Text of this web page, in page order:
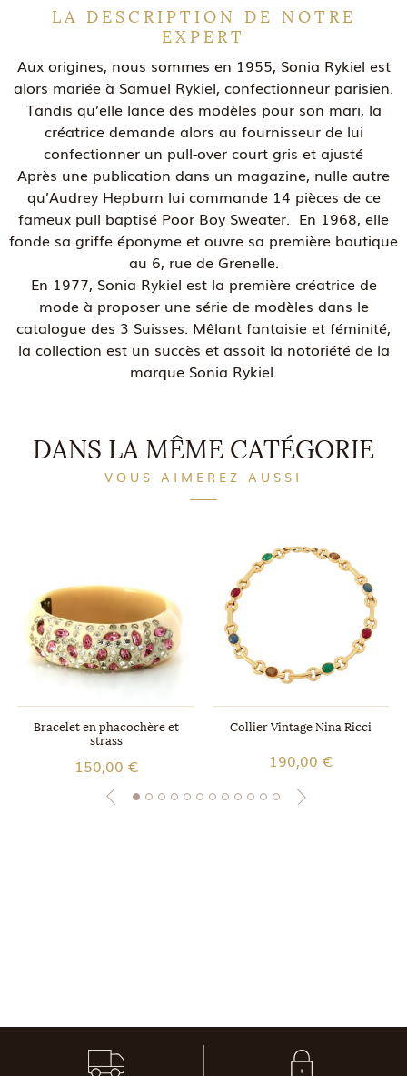
LA DESCRIPTION DE NOTRE
EXPERT
Aux origines, nous sommes en 1955, Sonia Rykiel est
alors mariée à Samuel Rykiel, confectionneur parisien.
Tandis qu’elle lance des modèles pour son mari, la
créatrice demande alors au fournisseur de lui
confectionner un pull-over court gris et ajusté
Après une publication dans un magazine, nulle autre
qu’Audrey Hepburn lui commande 14 pièces de ce
fameux pull baptisé Poor Boy Sweater. En 1968, elle
fonde sa griffe éponyme et ouvre sa première boutique
au 6, rue de Grenelle.
En 1977, Sonia Rykiel est la première créatrice de
mode à proposer une série de modèles dans le
catalogue des 3 Suisses. Mêlant fantaisie et féminité,
la collection est un succès et assoit la notoriété de la
marque Sonia Rykiel.
DANS LA MÊME CATÉGORIE
VOUS AIMEREZ AUSSI
Bracelet en phacochère et
strass
150,00 €
Collier Vintage Nina Ricci
190,00 €